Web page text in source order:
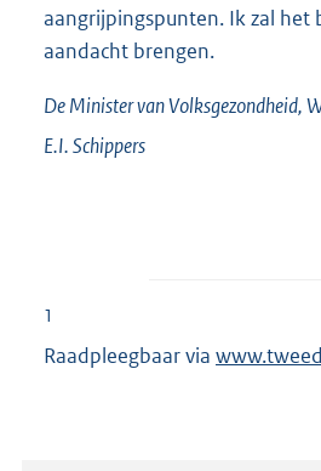
aangrijpingspunten. Ik zal het
aandacht brengen.
De Minister van Volksgezondheid,
E.I.Schippers
1
Raadpleegbaar via E